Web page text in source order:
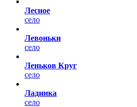
Лесное
село
Левоньки
село
Леньков Круг
село
Ладинка
село